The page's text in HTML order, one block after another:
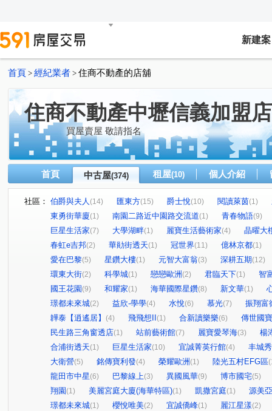
新建案
首頁 > 經紀業者 > 住商不動產的店舖
住商不動產中壢信義加盟店
買屋賣屋 敬請指名
首頁 中古屋(374) 租屋(10) 個人介紹
社區： 伯爵與夫人(14) 匯東方(15) 爵士悅(10) 閱讀萊茵(1)
東勇街華廈(1) 南園二路近中園路交流道(1) 青春物語(9)
巨星生活家(7) 大學湖畔(1) 麗寶生活藝術家(4)
晶曜大
春虹e吉邦(2) 華勛街透天(1) 冠世界(11) 億林京都(1)
愛在巴黎(5) 星鑽大樓(1) 元智大富翁(3) 深耕五期(12)
環東大街(2) 科學城(1) 戀戀歐洲 (2) 君臨天下(1)
智
國王花園 (9) 和耀家(1) 海華國際星鑽(8) 新文華(1)
璟都未來城(2) 益欣-學學(4) 水悅(6) 慕光(7)
振翔富
韡泰【逍遙居】
(4) 飛飛想II (1) 合新讀樂樂(6)
傳世國寶
民生路三角窗透店(1) 站前藝術館(7) 麗寶愛琴海(3)
楊
合浦街透天(1) 巨星生活家(10) 宜誠菁英行館(4)
丰城
大衛營(5) 銘傳寶利發(4) 榮耀歐洲 (1) 陸光五村EFG區
龍田市中星(6) 巴黎線上(3) 異國風華(9) 博市國宅(5)
翔園 (1) 美麗宮庭大廈(海華特區)(1) 凱撒宮庭(1)
源美
璟都未來城(1) 櫻悅唯美(2) 宜誠僑峰(1) 麗江星漾(2)